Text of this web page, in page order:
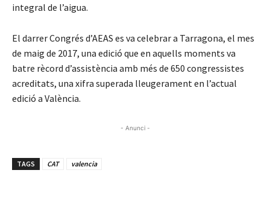
integral de l’aigua.
El darrer Congrés d’AEAS es va celebrar a Tarragona, el mes
de maig de 2017, una edició que en aquells moments va
batre rècord d’assistència amb més de 650 congressistes
acreditats, una xifra superada lleugerament en l’actual
edició a València.
- Anunci -
TAGS CAT valencia